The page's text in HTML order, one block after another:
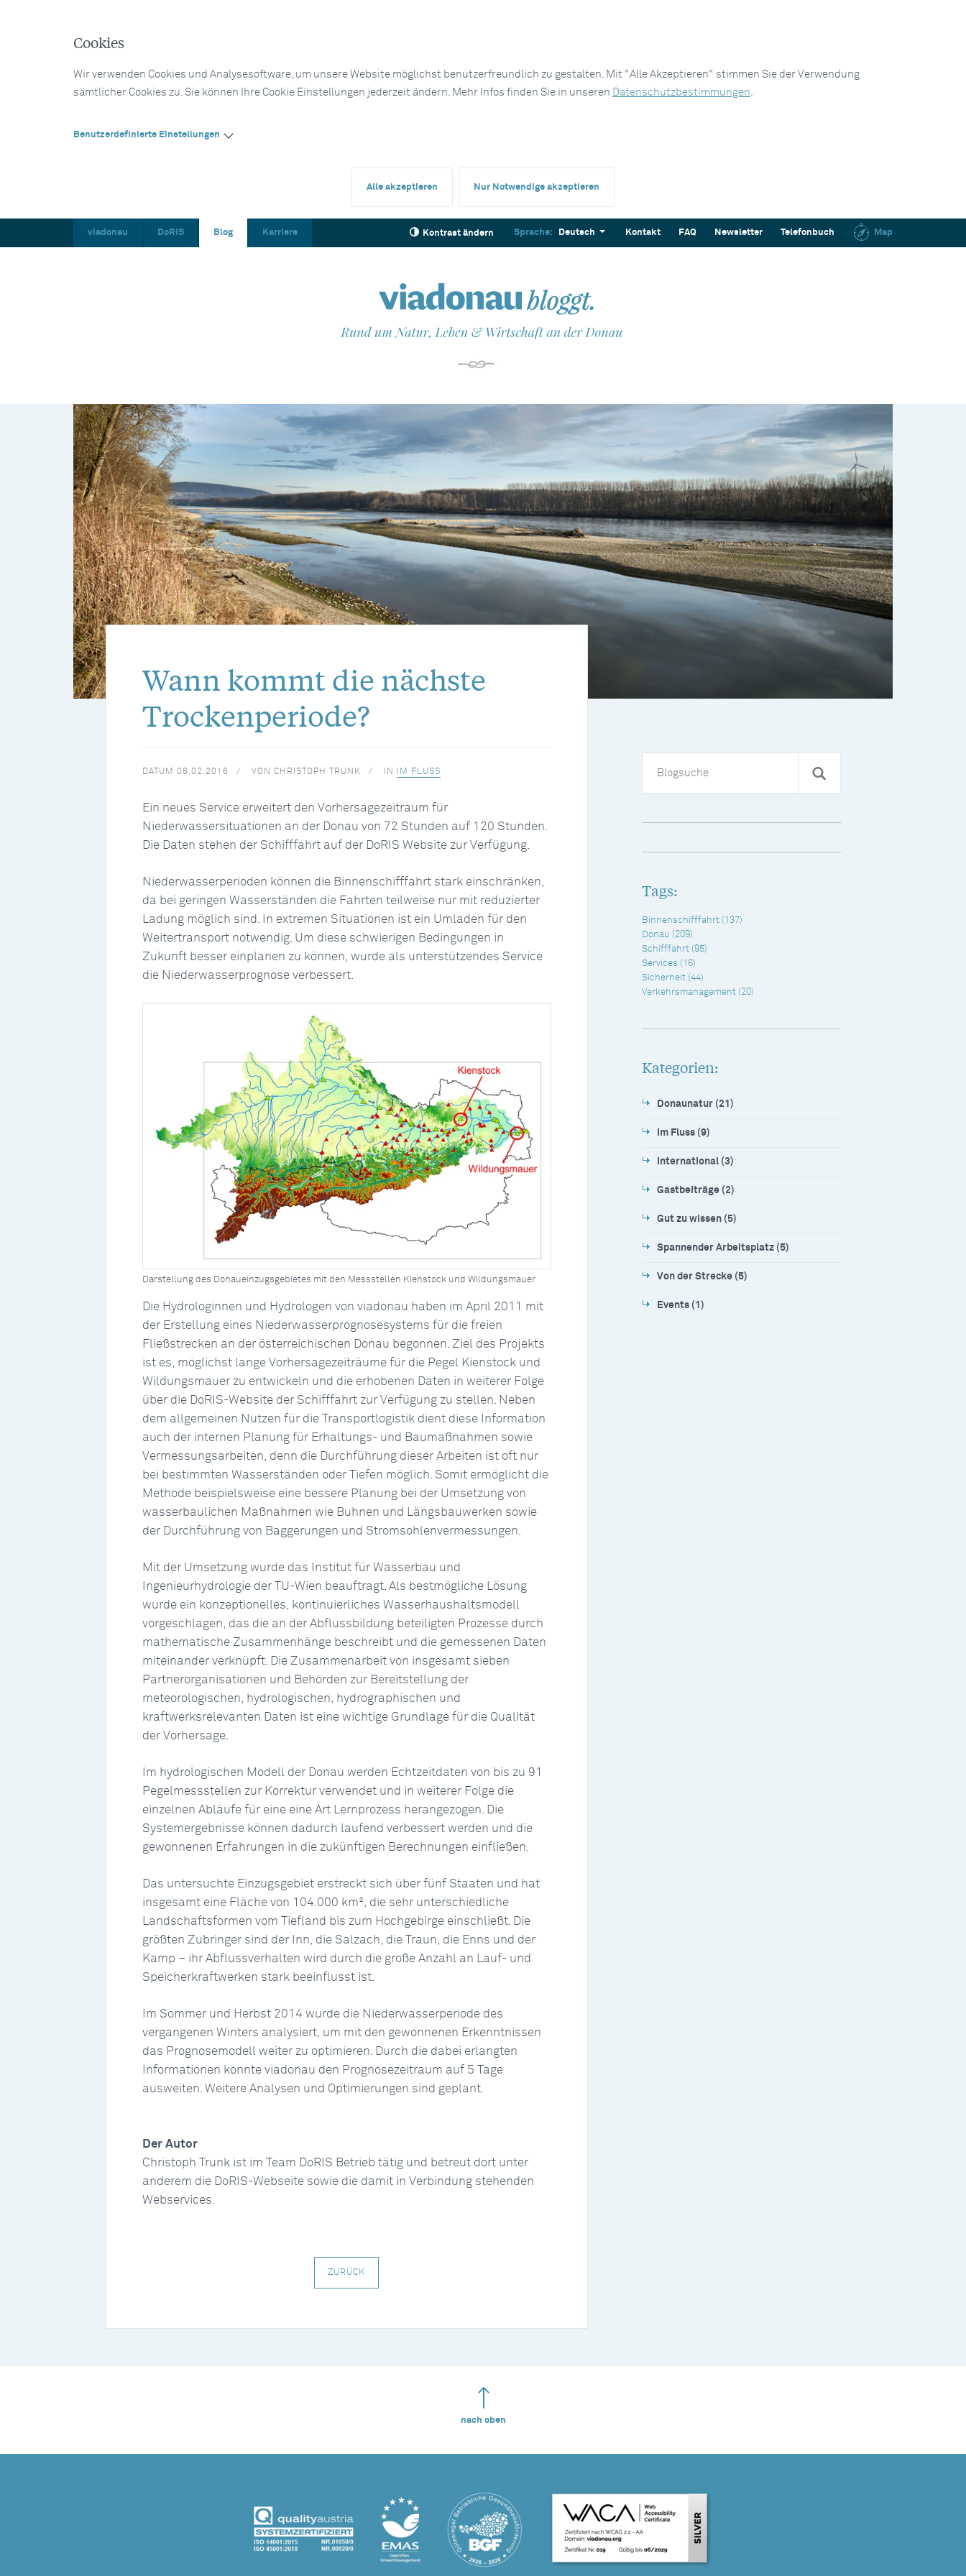
Cookies
Wir verwenden Cookies und Analysesoftware, um unsere Website möglichst benutzerfreundlich zu gestalten. Mit "Alle Akzeptieren" stimmen Sie der Verwendung
sämtlicher Cookies zu. Sie können Ihre Cookie Einstellungen jederzeit ändern. Mehr Infos finden Sie in unseren Datenschutzbestimmungen.
Benutzerdefinierte Einstellungen
Alle akzeptieren Nur Notwendige akzeptieren
viadonau DoRIS Blog Karriere Kontrast ändern Sprache: Deutsch Kontakt FAQ Newsletter Telefonbuch Map
Wann kommt die nächste
Trockenperiode?
DATUM 08.02.2016 VON CHRISTOPH TRUNK IN IM FLUSS
Ein neues Service erweitert den Vorhersagezeitraum für
Niederwassersituationen an der Donau von 72 Stunden auf 120 Stunden.
Die Daten stehen der Schifffahrt auf der DoRIS Website zur Verfügung.
Niederwasserperioden können die Binnenschifffahrt stark einschränken,
da bei geringen Wasserständen die Fahrten teilweise nur mit reduzierter
Ladung möglich sind. In extremen Situationen ist ein Umladen für den
Weitertransport notwendig. Um diese schwierigen Bedingungen in
Zukunft besser einplanen zu können, wurde als unterstützendes Service
die Niederwasserprognose verbessert.
Darstellung des Donaueinzugsgebietes mit den Messstellen Kienstock und Wildungsmauer
Die Hydrologinnen und Hydrologen von viadonau haben im April 2011 mit
der Erstellung eines Niederwasserprognosesystems für die freien
Fließstrecken an der österreichischen Donau begonnen. Ziel des Projekts
ist es, möglichst lange Vorhersagezeiträume für die Pegel Kienstock und
Wildungsmauer zu entwickeln und die erhobenen Daten in weiterer Folge
über die DoRIS-Website der Schifffahrt zur Verfügung zu stellen. Neben
dem allgemeinen Nutzen für die Transportlogistik dient diese Information
auch der internen Planung für Erhaltungs- und Baumaßnahmen sowie
Vermessungsarbeiten, denn die Durchführung dieser Arbeiten ist oft nur
bei bestimmten Wasserständen oder Tiefen möglich. Somit ermöglicht die
Methode beispielsweise eine bessere Planung bei der Umsetzung von
wasserbaulichen Maßnahmen wie Buhnen und Längsbauwerken sowie
der Durchführung von Baggerungen und Stromsohlenvermessungen.
Mit der Umsetzung wurde das Institut für Wasserbau und
Ingenieurhydrologie der TU-Wien beauftragt. Als bestmögliche Lösung
wurde ein konzeptionelles, kontinuierliches Wasserhaushaltsmodell
vorgeschlagen, das die an der Abflussbildung beteiligten Prozesse durch
mathematische Zusammenhänge beschreibt und die gemessenen Daten
miteinander verknüpft. Die Zusammenarbeit von insgesamt sieben
Partnerorganisationen und Behörden zur Bereitstellung der
meteorologischen, hydrologischen, hydrographischen und
kraftwerksrelevanten Daten ist eine wichtige Grundlage für die Qualität
der Vorhersage.
Im hydrologischen Modell der Donau werden Echtzeitdaten von bis zu 91
Pegelmessstellen zur Korrektur verwendet und in weiterer Folge die
einzelnen Abläufe für eine eine Art Lernprozess herangezogen. Die
Systemergebnisse können dadurch laufend verbessert werden und die
gewonnenen Erfahrungen in die zukünftigen Berechnungen einfließen.
Das untersuchte Einzugsgebiet erstreckt sich über fünf Staaten und hat
insgesamt eine Fläche von 104.000 km², die sehr unterschiedliche
Landschaftsformen vom Tiefland bis zum Hochgebirge einschließt. Die
größten Zubringer sind der Inn, die Salzach, die Traun, die Enns und der
Kamp – ihr Abflussverhalten wird durch die große Anzahl an Lauf- und
Speicherkraftwerken stark beeinflusst ist.
Im Sommer und Herbst 2014 wurde die Niederwasserperiode des
vergangenen Winters analysiert, um mit den gewonnenen Erkenntnissen
das Prognosemodell weiter zu optimieren. Durch die dabei erlangten
Informationen konnte viadonau den Prognosezeitraum auf 5 Tage
ausweiten. Weitere Analysen und Optimierungen sind geplant.
Der Autor
Christoph Trunk ist im Team DoRIS Betrieb tätig und betreut dort unter
anderem die DoRIS-Webseite sowie die damit in Verbindung stehenden
Webservices.
ZURÜCK
Tags:
Binnenschifffahrt (137)
Donau (209)
Schifffahrt (95)
Services (16)
Sicherheit (44)
Verkehrsmanagement (20)
Kategorien:
Donaunatur (21)
Im Fluss (9)
International (3)
Gastbeiträge (2)
Gut zu wissen (5)
Spannender Arbeitsplatz (5)
Von der Strecke (5)
Events (1)
nach oben